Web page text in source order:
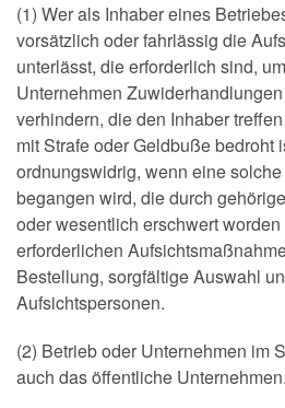
(1) Wer als Inhaber eines
vorsätzlich oder fahrlässig die
unterlässt, die erforderlich sind,
Unternehmen
verhindern, die den Inhaber
mit Strafe oder Geldbuße bedroht
ordnungswidrig, wenn eine
begangen wird, die durch
oder wesentlich erschwert
erforderlichen
Bestellung, sorgfältige Auswahl
Aufsichtspersonen.
(2) Betrieb oder Unternehmen im
auch das öffentliche Unternehmen.